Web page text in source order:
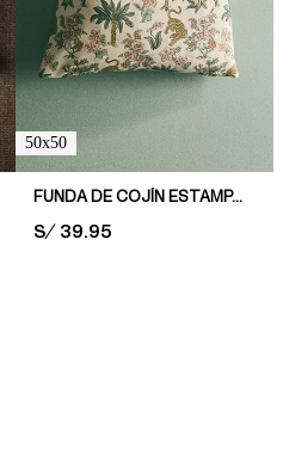
50x50
FUNDA DE COJÍN ESTAMPADA
PRICE:
S/ 39.95